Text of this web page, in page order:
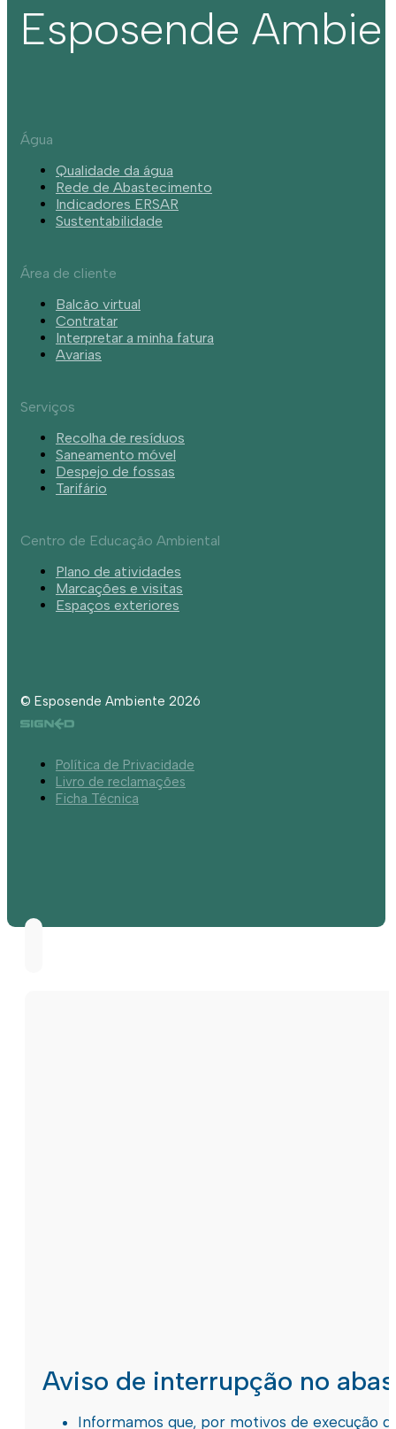
Esposende
Água
Qualidade da água
Rede de Abastecimento
Indicadores ERSAR
Sustentabilidade
Área de cliente
Balcão virtual
Contratar
Interpretar a minha fatura
Avarias
Serviços
Recolha de resíduos
Saneamento móvel
Despejo de fossas
Tarifário
Centro de Educação Ambiental
Plano de atividades
Marcações e visitas
Espaços exteriores
© Esposende Ambiente 2026
Política de Privacidade
Livro de reclamações
Ficha Técnica
Aviso de interrupção no
Informamos que, por motivos de execução